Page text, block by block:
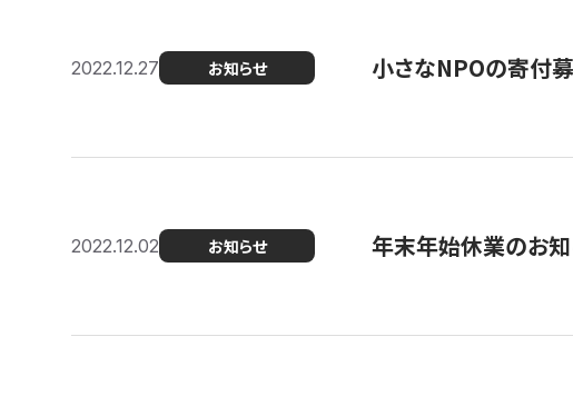
2022.12.27 お知らせ 小さなNPOの寄付
2022.12.02 お知らせ 年末年始休業のお